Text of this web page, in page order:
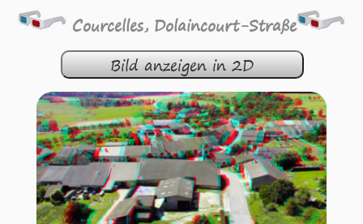
Courcelles, Dolaincourt-Straße
Bild anzeigen in 2D